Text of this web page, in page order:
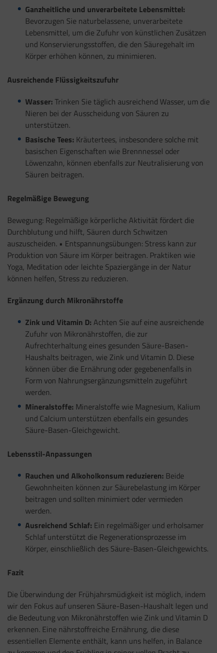
Ganzheitliche und unverarbeitete Lebensmittel:
Bevorzugen Sie naturbelassene, unverarbeitete
Lebensmittel, um die Zufuhr von künstlichen Zusätzen
und Konservierungsstoffen, die den Säuregehalt im
Körper erhöhen können, zu minimieren.
Ausreichende Flüssigkeitszufuhr
Wasser: Trinken Sie täglich ausreichend Wasser, um die
Nieren bei der Ausscheidung von Säuren zu
unterstützen.
Basische Tees: Kräutertees, insbesondere solche mit
basischen Eigenschaften wie Brennnessel oder
Löwenzahn, können ebenfalls zur Neutralisierung von
Säuren beitragen.
Regelmäßige Bewegung
Bewegung: Regelmäßige körperliche Aktivität fördert die
Durchblutung und hilft, Säuren durch Schwitzen
auszuscheiden. • Entspannungsübungen: Stress kann zur
Produktion von Säure im Körper beitragen. Praktiken wie
Yoga, Meditation oder leichte Spaziergänge in der Natur
können helfen, Stress zu reduzieren.
Ergänzung durch Mikronährstoffe
Zink und Vitamin D: Achten Sie auf eine ausreichende
Zufuhr von Mikronährstoffen, die zur
Aufrechterhaltung eines gesunden Säure-Basen-
Haushalts beitragen, wie Zink und Vitamin D. Diese
können über die Ernährung oder gegebenenfalls in
Form von Nahrungsergänzungsmitteln zugeführt
werden.
Mineralstoffe: Mineralstoffe wie Magnesium, Kalium
und Calcium unterstützen ebenfalls ein gesundes
Säure-Basen-Gleichgewicht.
Lebensstil-Anpassungen
Rauchen und Alkoholkonsum reduzieren: Beide
Gewohnheiten können zur Säurebelastung im Körper
beitragen und sollten minimiert oder vermieden
werden.
Ausreichend Schlaf: Ein regelmäßiger und erholsamer
Schlaf unterstützt die Regenerationsprozesse im
Körper, einschließlich des Säure-Basen-Gleichgewichts.
Fazit
Die Überwindung der Frühjahrsmüdigkeit ist möglich, indem
wir den Fokus auf unseren Säure-Basen-Haushalt legen und
die Bedeutung von Mikronährstoffen wie Zink und Vitamin D
erkennen. Eine nährstoffreiche Ernährung, die diese
essentiellen Elemente enthält, kann uns helfen, in Balance